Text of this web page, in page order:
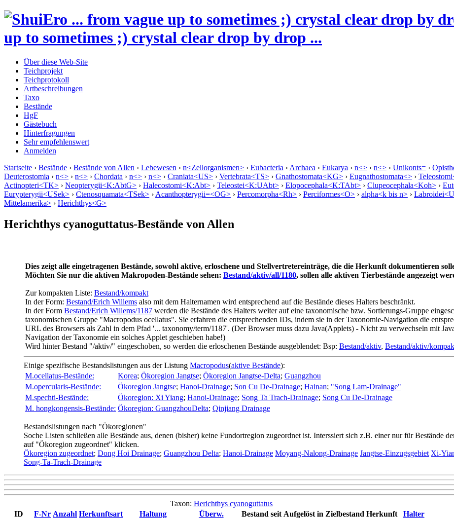
up to sometimes ;) crystal clear drop by drop ...
Über diese Web-Site
Teichprojekt
Teichprotokoll
Artbeschreibungen
Taxo
Bestände
HgF
Gästebuch
Hinterfragungen
Sehr empfehlenswert
Anmelden
Startseite › Bestände › Bestände von Allen › Lebewesen › n<Zellorganismen> › Eubacteria › Archaea › Eukarya › n<> › n<> › Unikonts= ›
Deuterostomia › n<> › n<> › Chordata › n<> › n<> › Craniata<US> › Vertebrata<TS> › Gnathostomata<KG> › Eugnathostomata<> ›
Actinopteri<TK> › Neopterygii<K:AbtG> › Halecostomi<K:Abt> › Teleostei<K:UAbt> › Elopocephala<K:TAbt> › Clupeocephala<Koh> ›
Eurypterygii<USek> › Ctenosquamata<TSek> › Acanthopterygii=<OG> › Percomorpha<Rh> › Perciformes<O> › alpha<k bis n> ›
Mittelamerika> › Herichthys<G>
Herichthys cyanoguttatus-Bestände von Allen
Dies zeigt alle eingetragenen Bestände, sowohl aktive, erloschene und Stellvertretereinträge, die die Herkunft dokumentieren
Möchten Sie nur die aktiven Makropoden-Bestände sehen: Bestand/aktiv/all/1180, sollen alle aktiven Tierbestände angezeigt
Zur kompakten Liste: Bestand/kompakt
In der Form: Bestand/Erich Willems also mit dem Halternamen wird entsprechend auf die Bestände dieses Halters beschränkt.
In der Form Bestand/Erich Willems/1187 werden die Bestände des Halters weiter auf eine taxonomische bzw. Sortierungs-Gruppe
taxonomischen Gruppe "Macropodus ocellatus". Sie erfahren die entsprechenden IDs, indem sie in der Taxonomie-Navigation die
URL des Browsers als Zahl in dem Pfad '... taxonomy/term/1187'. (Der Browser muss dazu Java(Applets) - Nicht zu verwechseln mit
Navigation der Taxonomie ein solches Applet geschieben habe!)
Wird hinter Bestand "/aktiv/" eingeschoben, so werden die erloschenen Bestände ausgeblendet: Bsp: Bestand/aktiv, Bestand/aktiv/
Einige spezifische Bestandslistungen aus der Listung Macropodus(aktive Bestände):
M.ocellatus-Bestände:
Korea; Ökoregion Jangtse; Ökoregion Jangtse-Delta; Guangzhou
M.opercularis-Bestände:
Ökoregion Jangtse; Hanoi-Drainage; Son Cu De-Drainage; Hainan; "Song Lam-Drainage"
M.spechti-Bestände:
Ökoregion: Xi Yiang; Hanoi-Drainage; Song Ta Trach-Drainage; Song Cu De-Drainage
M. hongkongensis-Bestände: Ökoregion: GuangzhouDelta; Qinjiang Drainage
Bestandslistungen nach "Ökoregionen"
Soche Listen schließen alle Bestände aus, denen (bisher) keine Fundortregion zugeordnet ist. Interssiert sich z.B. einer nur für Bestände
auf "Ökoregion zugeordnet" klicken.
Ökoregion zugeordnet; Dong Hoi Drainage; Guangzhou Delta; Hanoi-Drainage Moyang-Nalong-Drainage Jangtse-Einzugsgebiet Xi-
Song-Ta-Trach-Drainage
Taxon: Herichthys cyanoguttatus
ID
F-Nr Anzahl Herkunftsart Haltung Überw. Bestand seit Aufgelöst in Zielbestand Herkunft
Halter